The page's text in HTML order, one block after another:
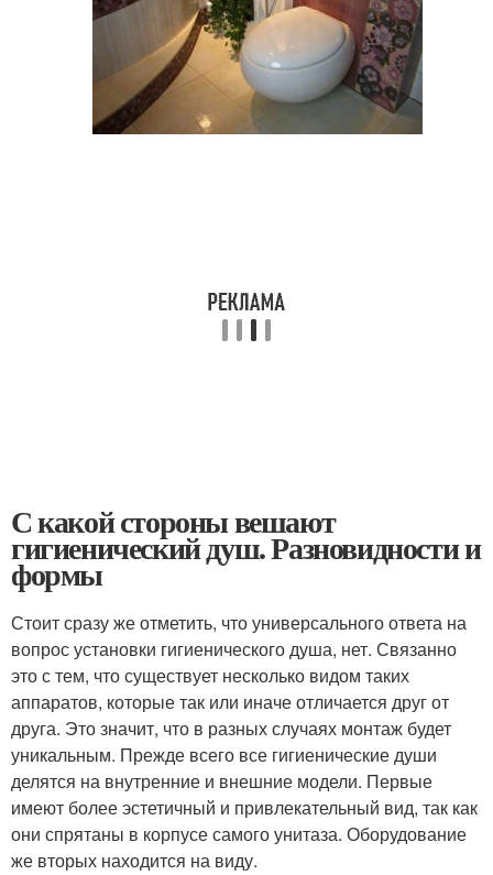
С какой стороны вешают
гигиенический душ. Разновидности и
формы
Стоит сразу же отметить, что универсального ответа на
вопрос установки гигиенического душа, нет. Связанно
это с тем, что существует несколько видом таких
аппаратов, которые так или иначе отличается друг от
друга. Это значит, что в разных случаях монтаж будет
уникальным. Прежде всего все гигиенические души
делятся на внутренние и внешние модели. Первые
имеют более эстетичный и привлекательный вид, так как
они спрятаны в корпусе самого унитаза. Оборудование
же вторых находится на виду.